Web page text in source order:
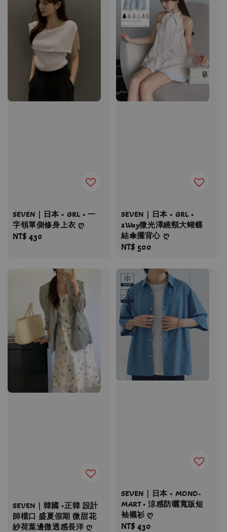
SEVEN｜日本 • GRL • 一
字領單側修身上衣 ღ
Regular
NT$ 430
SEVEN｜日本 • GRL •
2Way微光澤繞頸大蝴蝶
結傘擺背心 ღ
Regular
NT$ 500
SEVEN｜韓國 •正韓 設計
師檔口 盛夏假期 微甜花
紗荷葉邊微透感長洋 ღ
SEVEN｜日本 • MONO-
MART • 涼感防曬寬版短
袖襯衫 ღ
Regular
NT$ 430